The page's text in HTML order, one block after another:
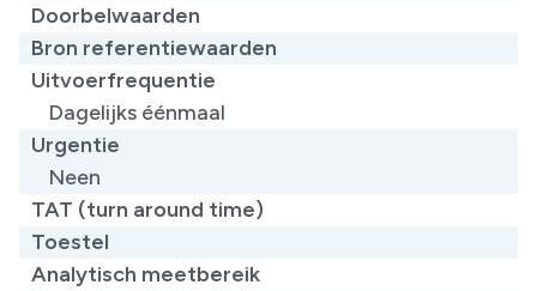
Doorbelwaarden
Bron referentiewaarden
Uitvoerfrequentie
Dagelijks éénmaal
Urgentie
Neen
TAT (turn around time)
Toestel
Analytisch meetbereik